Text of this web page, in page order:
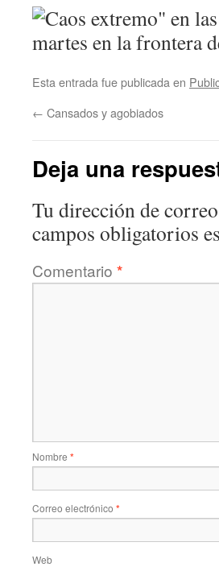
Esta entrada fue publicada en
← Cansados y agobiados
Deja una
Tu dirección de
campos obligatorios
Comentario *
Nombre *
Correo electrónico *
Web